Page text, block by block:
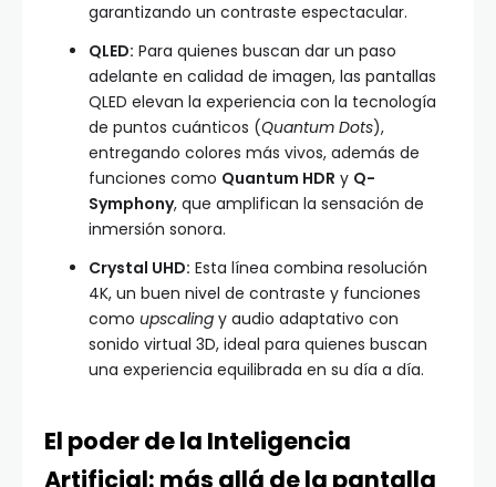
garantizando un contraste espectacular.
QLED: Para quienes buscan dar un paso
adelante en calidad de imagen, las pantallas
QLED elevan la experiencia con la tecnología
de puntos cuánticos (Quantum Dots),
entregando colores más vivos, además de
funciones como Quantum HDR y Q-
Symphony, que amplifican la sensación de
inmersión sonora.
Crystal UHD: Esta línea combina resolución
4K, un buen nivel de contraste y funciones
como upscaling y audio adaptativo con
sonido virtual 3D, ideal para quienes buscan
una experiencia equilibrada en su día a día.
El poder de la Inteligencia
Artificial: más allá de la pantalla